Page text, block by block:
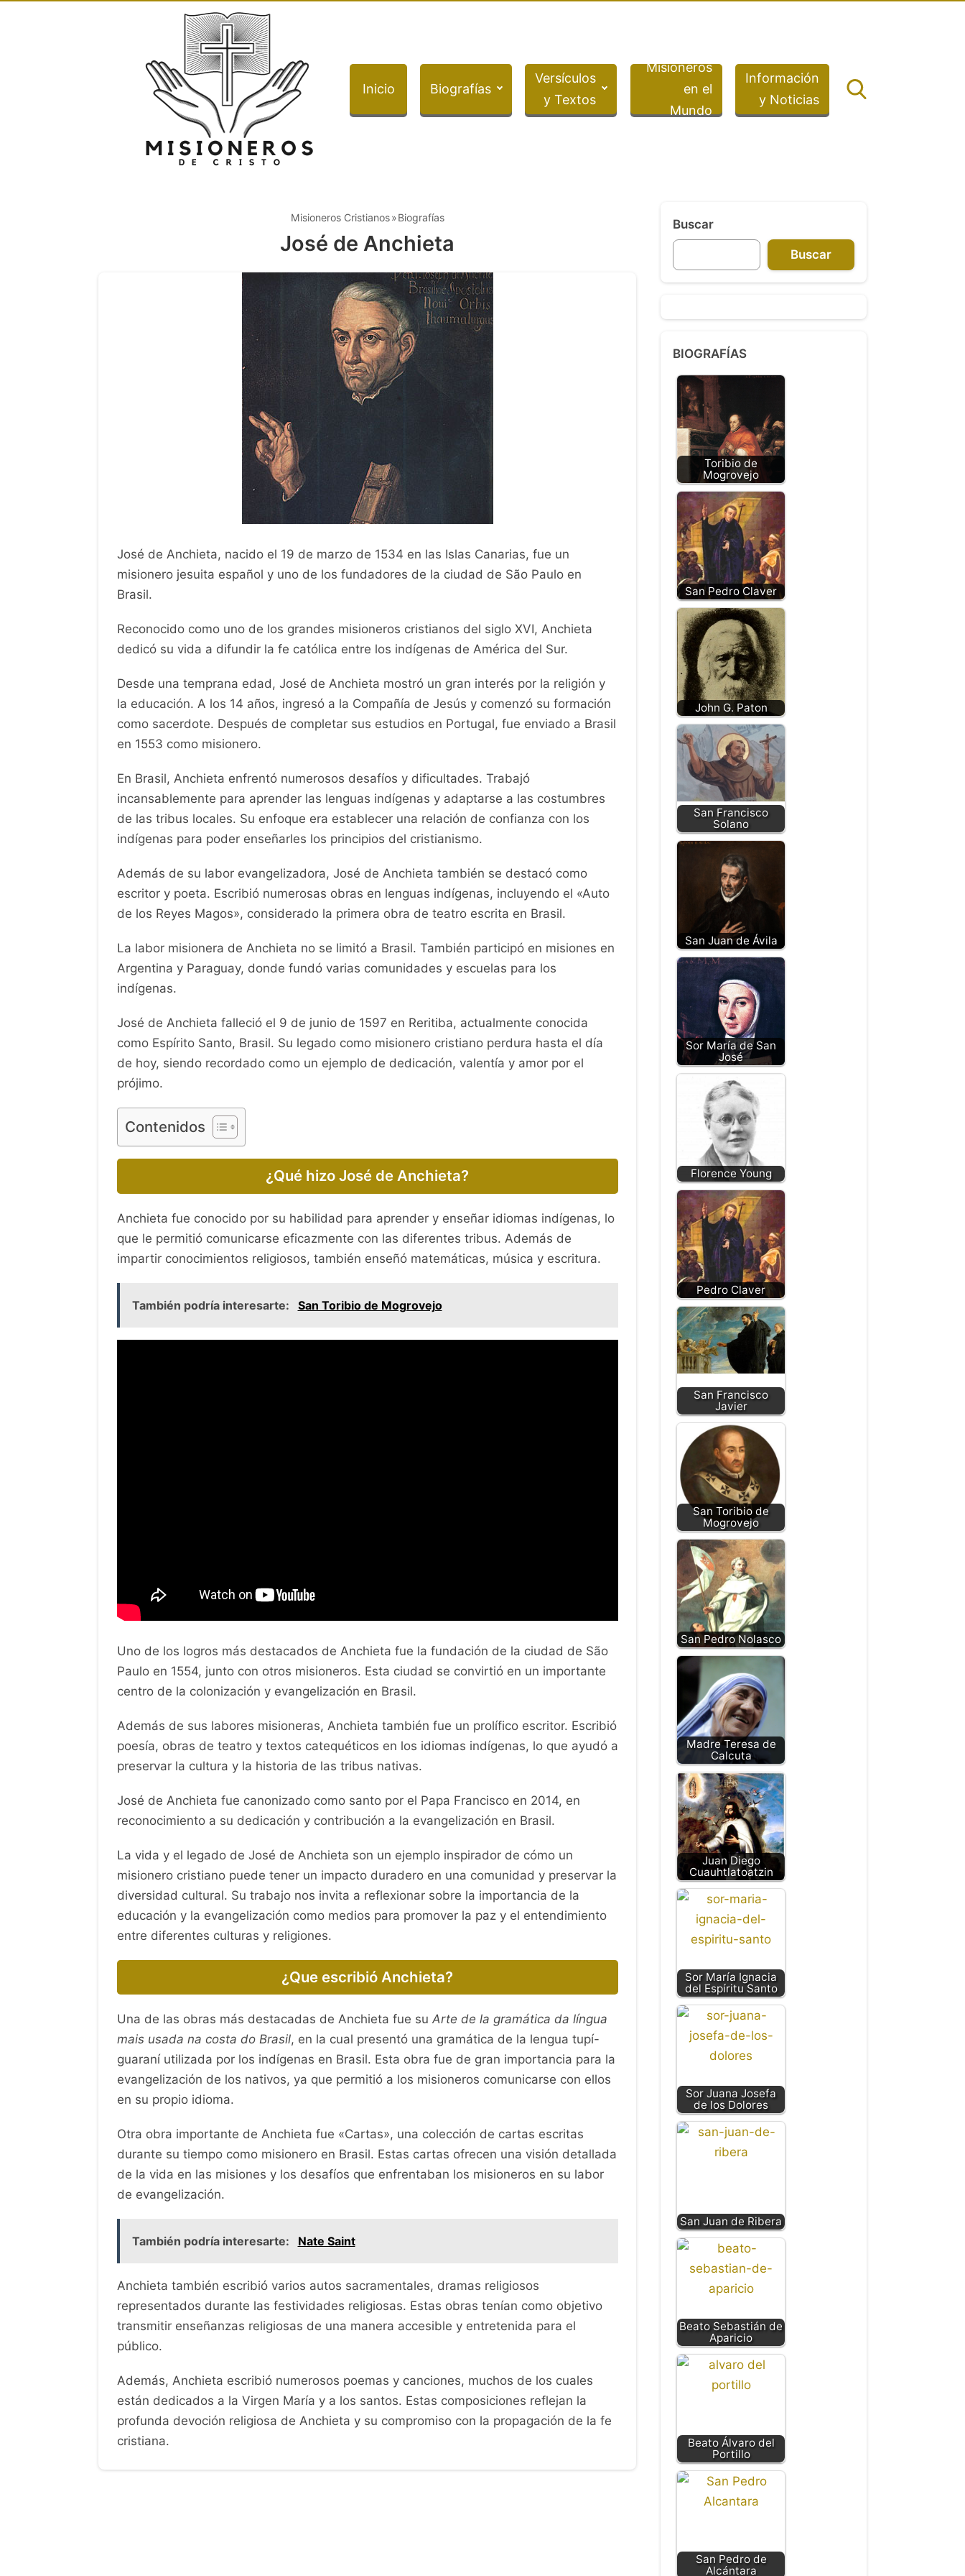
Inicio Biografías
Versículos
y Textos
Misioneros
en el
Mundo
Información
y Noticias
Misioneros Cristianos Biografías
José de Anchieta
José de Anchieta, nacido el 19 de marzo de 1534 en las Islas Canarias, fue un
misionero jesuita español y uno de los fundadores de la ciudad de São Paulo en
Brasil.
Reconocido como uno de los grandes misioneros cristianos del siglo XVI, Anchieta
dedicó su vida a difundir la fe católica entre los indígenas de América del Sur.
Desde una temprana edad, José de Anchieta mostró un gran interés por la religión y
la educación. A los 14 años, ingresó a la Compañía de Jesús y comenzó su formación
como sacerdote. Después de completar sus estudios en Portugal, fue enviado a Brasil
en 1553 como misionero.
En Brasil, Anchieta enfrentó numerosos desafíos y dificultades. Trabajó
incansablemente para aprender las lenguas indígenas y adaptarse a las costumbres
de las tribus locales. Su enfoque era establecer una relación de confianza con los
indígenas para poder enseñarles los principios del cristianismo.
Además de su labor evangelizadora, José de Anchieta también se destacó como
escritor y poeta. Escribió numerosas obras en lenguas indígenas, incluyendo el «Auto
de los Reyes Magos», considerado la primera obra de teatro escrita en Brasil.
La labor misionera de Anchieta no se limitó a Brasil. También participó en misiones en
Argentina y Paraguay, donde fundó varias comunidades y escuelas para los
indígenas.
José de Anchieta falleció el 9 de junio de 1597 en Reritiba, actualmente conocida
como Espírito Santo, Brasil. Su legado como misionero cristiano perdura hasta el día
de hoy, siendo recordado como un ejemplo de dedicación, valentía y amor por el
prójimo.
Contenidos
¿Qué hizo José de Anchieta?
Anchieta fue conocido por su habilidad para aprender y enseñar idiomas indígenas, lo
que le permitió comunicarse eficazmente con las diferentes tribus. Además de
impartir conocimientos religiosos, también enseñó matemáticas, música y escritura.
También podría interesarte: San Toribio de Mogrovejo
Uno de los logros más destacados de Anchieta fue la fundación de la ciudad de São
Paulo en 1554, junto con otros misioneros. Esta ciudad se convirtió en un importante
centro de la colonización y evangelización en Brasil.
Además de sus labores misioneras, Anchieta también fue un prolífico escritor. Escribió
poesía, obras de teatro y textos catequéticos en los idiomas indígenas, lo que ayudó a
preservar la cultura y la historia de las tribus nativas.
José de Anchieta fue canonizado como santo por el Papa Francisco en 2014, en
reconocimiento a su dedicación y contribución a la evangelización en Brasil.
La vida y el legado de José de Anchieta son un ejemplo inspirador de cómo un
misionero cristiano puede tener un impacto duradero en una comunidad y preservar la
diversidad cultural. Su trabajo nos invita a reflexionar sobre la importancia de la
educación y la evangelización como medios para promover la paz y el entendimiento
entre diferentes culturas y religiones.
¿Que escribió Anchieta?
Una de las obras más destacadas de Anchieta fue su Arte de la gramática da língua
mais usada na costa do Brasil, en la cual presentó una gramática de la lengua tupí-
guaraní utilizada por los indígenas en Brasil. Esta obra fue de gran importancia para la
evangelización de los nativos, ya que permitió a los misioneros comunicarse con ellos
en su propio idioma.
Otra obra importante de Anchieta fue «Cartas», una colección de cartas escritas
durante su tiempo como misionero en Brasil. Estas cartas ofrecen una visión detallada
de la vida en las misiones y los desafíos que enfrentaban los misioneros en su labor
de evangelización.
También podría interesarte: Nate Saint
Anchieta también escribió varios autos sacramentales, dramas religiosos
representados durante las festividades religiosas. Estas obras tenían como objetivo
transmitir enseñanzas religiosas de una manera accesible y entretenida para el
público.
Además, Anchieta escribió numerosos poemas y canciones, muchos de los cuales
están dedicados a la Virgen María y a los santos. Estas composiciones reflejan la
profunda devoción religiosa de Anchieta y su compromiso con la propagación de la fe
cristiana.
Buscar
Buscar
BIOGRAFÍAS
Toribio de
Mogrovejo
San Pedro Claver
John G. Paton
San Francisco
Solano
San Juan de Ávila
Sor María de San
José
Florence Young
Pedro Claver
San Francisco
Javier
San Toribio de
Mogrovejo
San Pedro Nolasco
Madre Teresa de
Calcuta
Juan Diego
Cuauhtlatoatzin
Sor María Ignacia
del Espíritu Santo
Sor Juana Josefa
de los Dolores
San Juan de Ribera
Beato Sebastián de
Aparicio
Beato Álvaro del
Portillo
San Pedro de
Alcántara